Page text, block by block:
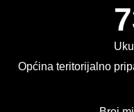
Općina teritorijalno